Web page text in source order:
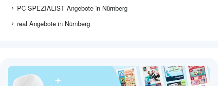
PC-SPEZIALIST Angebote in Nürnberg
real Angebote in Nürnberg